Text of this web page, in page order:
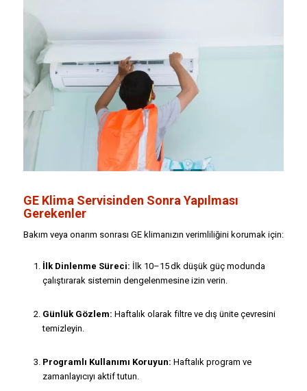
GE Klima Servisinden Sonra Yapılması
Gerekenler
Bakım veya onarım sonrası GE klimanızın verimliliğini korumak için:
İlk Dinlenme Süreci: İlk 10–15 dk düşük güç modunda
çalıştırarak sistemin dengelenmesine izin verin.
Günlük Gözlem: Haftalık olarak filtre ve dış ünite çevresini
temizleyin.
Programlı Kullanımı Koruyun: Haftalık program ve
zamanlayıcıyı aktif tutun.